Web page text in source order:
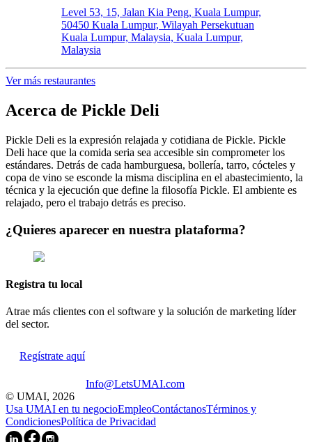
Level 53, 15, Jalan Kia Peng, Kuala Lumpur,
50450 Kuala Lumpur, Wilayah Persekutuan
Kuala Lumpur, Malaysia, Kuala Lumpur,
Malaysia
Ver más restaurantes
Acerca de Pickle Deli
Pickle Deli es la expresión relajada y cotidiana de Pickle. Pickle
Deli hace que la comida seria sea accesible sin comprometer los
estándares. Detrás de cada hamburguesa, bollería, tarro, cócteles y
copa de vino se esconde la misma disciplina en el abastecimiento, la
técnica y la ejecución que define la filosofía Pickle. El ambiente es
relajado, pero el trabajo detrás es preciso.
¿Quieres aparecer en nuestra plataforma?
Registra tu local
Atrae más clientes con el software y la solución de marketing líder
del sector.
Regístrate aquí
Info@LetsUMAI.com
© UMAI, 2026
Usa UMAI en tu negocioEmpleoContáctanosTérminos y
CondicionesPolítica de Privacidad